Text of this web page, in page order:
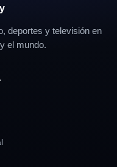
deportes y televisión en
el mundo.